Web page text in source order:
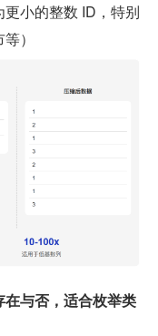
更小的整数 ID，特别
）
在与否，适合枚举类